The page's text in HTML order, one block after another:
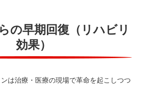
の早期回復（リハビリ
効果）
は治療・医療の現場で革命を起こしつつ